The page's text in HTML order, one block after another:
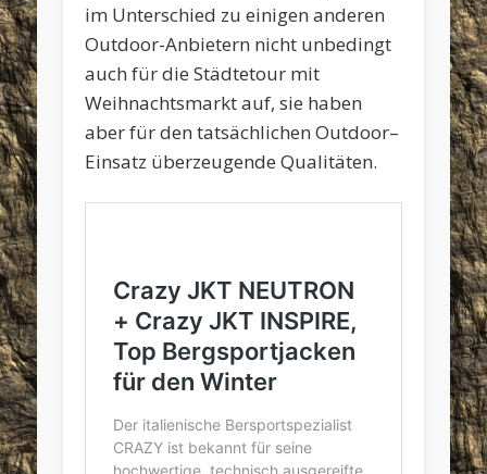
im Unterschied zu einigen anderen
Outdoor-Anbietern nicht unbedingt
auch für die Städtetour mit
Weihnachtsmarkt auf, sie haben
aber für den tatsächlichen Outdoor–
Einsatz überzeugende Qualitäten.